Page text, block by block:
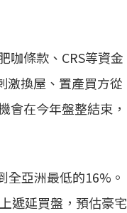
咖條款、CRS等資金
激換屋、置產買方從
會在今年盤整結束，
亞洲最低的16%。
遞延買盤，預估豪宅